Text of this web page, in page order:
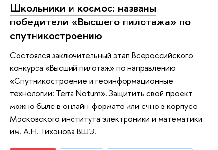
Школьники и космос: названы
победители «Высшего пилотажа» по
спутникостроению
Состоялся заключительный этап Всероссийского
конкурса «Высший пилотаж» по направлению
«Спутникостроение и геоинформационные
технологии: Terra Notum». Защитить свой проект
можно было в онлайн-формате или очно в корпусе
Московского института электроники и математики
им. А.Н. Тихонова ВШЭ.